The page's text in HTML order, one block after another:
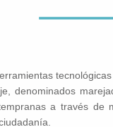
denominados
a través de